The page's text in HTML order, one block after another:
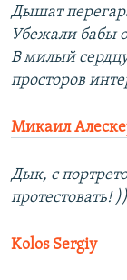
Дышат
Убежали бабы
В милый
просторов
Микаил
Дык, с
протестовать!
Kolos Sergiy